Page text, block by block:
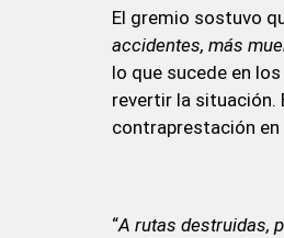
El gremio sostuvo
accidentes, más
lo que sucede en
revertir la situación.
contraprestación en
“A rutas destruidas,